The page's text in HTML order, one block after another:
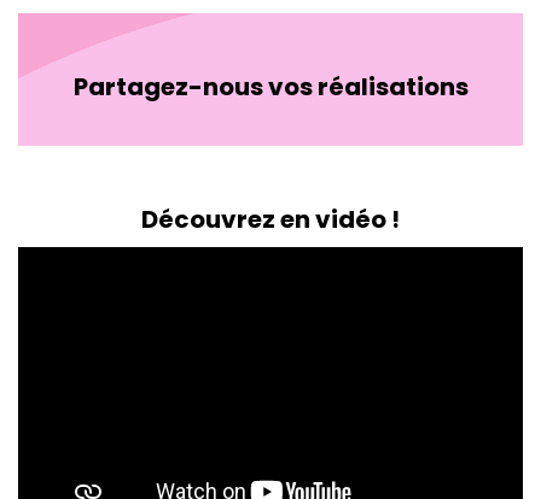
Partagez-nous vos réalisations
Découvrez en vidéo !